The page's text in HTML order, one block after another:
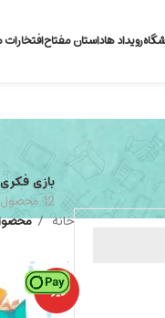
رویداد هاداستان مفتاح
بازی فکری
12 محصول
خانه
ویژه